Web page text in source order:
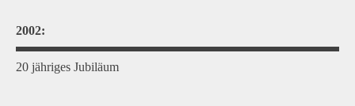
2002:
20 jähriges Jubiläum